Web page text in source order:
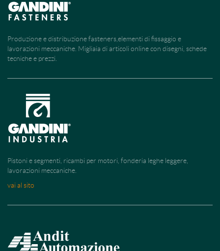
Produzione e distribuzione fasteners,elementi di fissaggio e
lavorazioni meccaniche. Migliaia di articoli online con disegni, schede
tecniche e prezzi.
Pistoni e segmenti, ricambi per motori, fonderia leghe leggere,
lavorazioni meccaniche.
vai al sito